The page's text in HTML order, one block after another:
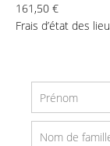
161,50 €
Frais d’état des